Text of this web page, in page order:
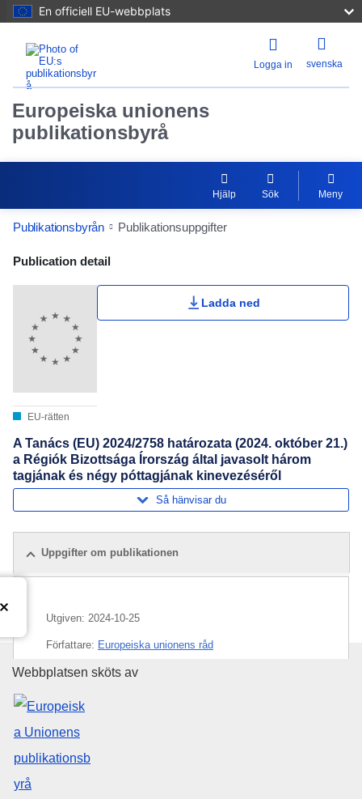
En officiell EU-webbplats
Logga in svenska
Europeiska unionens
publikationsbyrå
Hjälp Sök Meny
Publikationsbyrån Publikationsuppgifter
Publication Detail Actions Portlet
Publication detail
EU-rätten
Ladda ned
A Tanács (EU) 2024/2758 határozata (2024. október 21.)
a Régiók Bizottsága Írország által javasolt három
tagjának és négy póttagjának kinevezéséről
Så hänvisar du
Uppgifter om publikationen
Utgiven: 2024-10-25
Författare: Europeiska unionens råd
Ämne: Irland,ledamot av Regionkommittén
av ledamöter
CELEX : 32024D2758
ELI :dec/2024/2758/oj
Europeiska unionens
Webbplatsen sköts av